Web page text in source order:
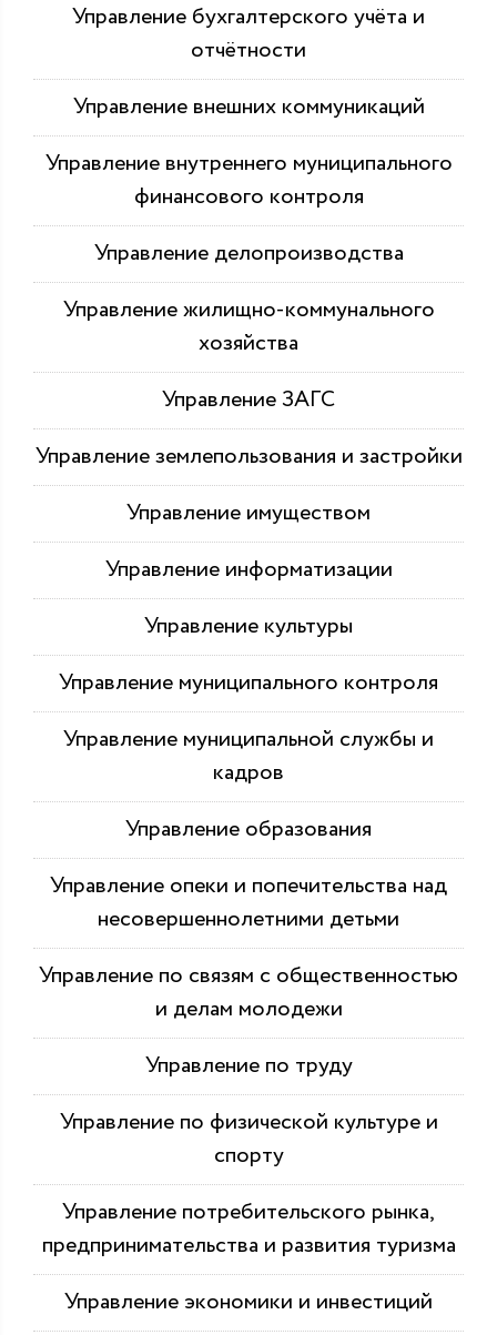
Управление бухгалтерского учёта и
отчётности
Управление внешних коммуникаций
Управление внутреннего муниципального
финансового контроля
Управление делопроизводства
Управление жилищно-коммунального
хозяйства
Управление ЗАГС
Управление землепользования и застройки
Управление имуществом
Управление информатизации
Управление культуры
Управление муниципального контроля
Управление муниципальной службы и
кадров
Управление образования
Управление опеки и попечительства над
несовершеннолетними детьми
Управление по связям с общественностью
и делам молодежи
Управление по труду
Управление по физической культуре и
спорту
Управление потребительского рынка,
предпринимательства и развития туризма
Управление экономики и инвестиций